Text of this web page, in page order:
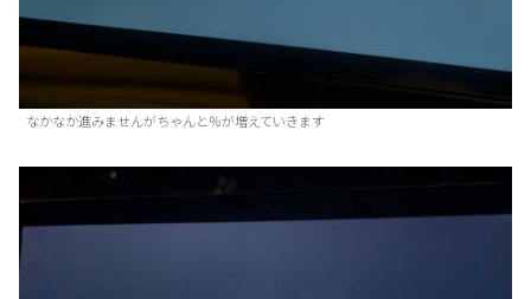
なかなか進みませんがちゃんと％が増えていきます